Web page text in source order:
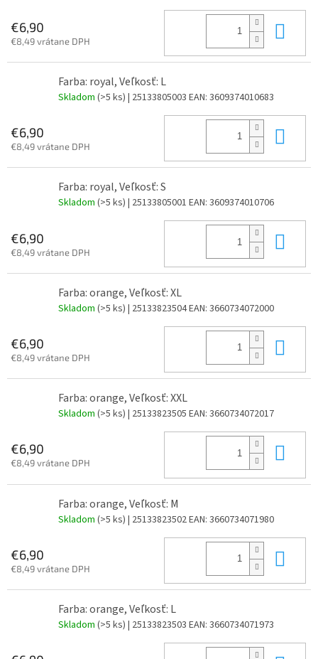
€6,90
€8,49 vrátane DPH
Farba: royal, Veľkosť: L
Skladom (>5 ks) | 25133805003 EAN: 3609374010683
€6,90
€8,49 vrátane DPH
Farba: royal, Veľkosť: S
Skladom (>5 ks) | 25133805001 EAN: 3609374010706
€6,90
€8,49 vrátane DPH
Farba: orange, Veľkosť: XL
Skladom (>5 ks) | 25133823504EAN: 3660734072000
€6,90
€8,49 vrátane DPH
Farba: orange, Veľkosť: XXL
Skladom (>5 ks) | 25133823505 EAN: 3660734072017
€6,90
€8,49 vrátane DPH
Farba: orange, Veľkosť: M
Skladom (>5 ks) | 25133823502EAN: 3660734071980
€6,90
€8,49 vrátane DPH
Farba: orange, Veľkosť: L
Skladom (>5 ks) | 25133823503 EAN: 3660734071973